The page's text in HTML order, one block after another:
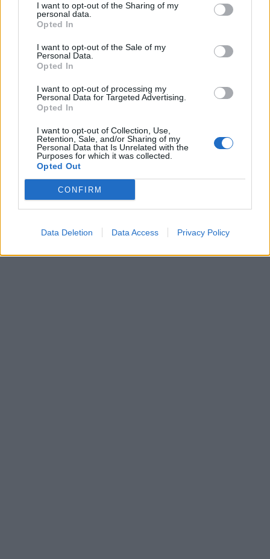
I want to opt-out of the Sharing of my
personal data.
Opted In
I want to opt-out of the Sale of my
Personal Data.
Opted In
I want to opt-out of processing my
Personal Data for Targeted Advertising.
Opted In
I want to opt-out of Collection, Use,
Retention, Sale, and/or Sharing of my
Personal Data that Is Unrelated with the
Purposes for which it was collected.
Opted Out
CONFIRM
Data Deletion Data Access Privacy Policy